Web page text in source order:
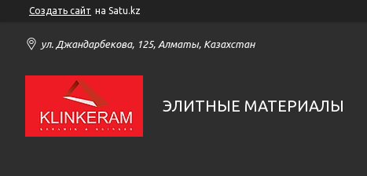
Создать сайт на Satu.kz
ул. Джандарбекова, 125, Алматы, Казахстан
ЭЛИТНЫЕ МАТЕРИАЛЫ